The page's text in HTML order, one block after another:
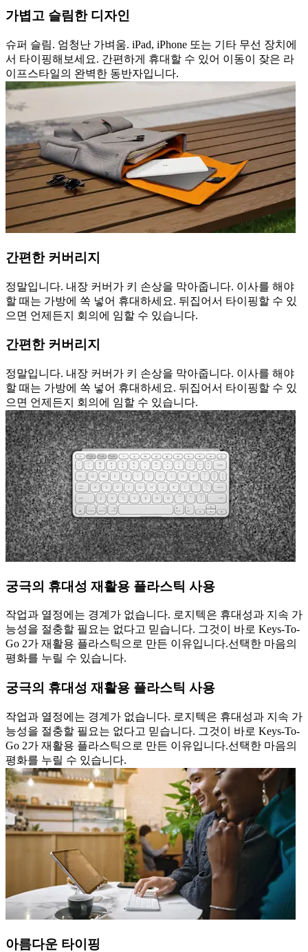
가볍고 슬림한 디자인
슈퍼 슬림. 엄청난 가벼움. iPad, iPhone 또는 기타 무선 장치에
서 타이핑해보세요. 간편하게 휴대할 수 있어 이동이 잦은 라
이프스타일의 완벽한 동반자입니다.
간편한 커버리지
정말입니다. 내장 커버가 키 손상을 막아줍니다. 이사를 해야
할 때는 가방에 쏙 넣어 휴대하세요. 뒤집어서 타이핑할 수 있
으면 언제든지 회의에 임할 수 있습니다.
간편한 커버리지
정말입니다. 내장 커버가 키 손상을 막아줍니다. 이사를 해야
할 때는 가방에 쏙 넣어 휴대하세요. 뒤집어서 타이핑할 수 있
으면 언제든지 회의에 임할 수 있습니다.
궁극의 휴대성 재활용 플라스틱 사용
작업과 열정에는 경계가 없습니다. 로지텍은 휴대성과 지속 가
능성을 절충할 필요는 없다고 믿습니다. 그것이 바로 Keys-To-
Go 2가 재활용 플라스틱으로 만든 이유입니다.선택한 마음의
평화를 누릴 수 있습니다.
궁극의 휴대성 재활용 플라스틱 사용
작업과 열정에는 경계가 없습니다. 로지텍은 휴대성과 지속 가
능성을 절충할 필요는 없다고 믿습니다. 그것이 바로 Keys-To-
Go 2가 재활용 플라스틱으로 만든 이유입니다.선택한 마음의
평화를 누릴 수 있습니다.
아름다운 타이핑